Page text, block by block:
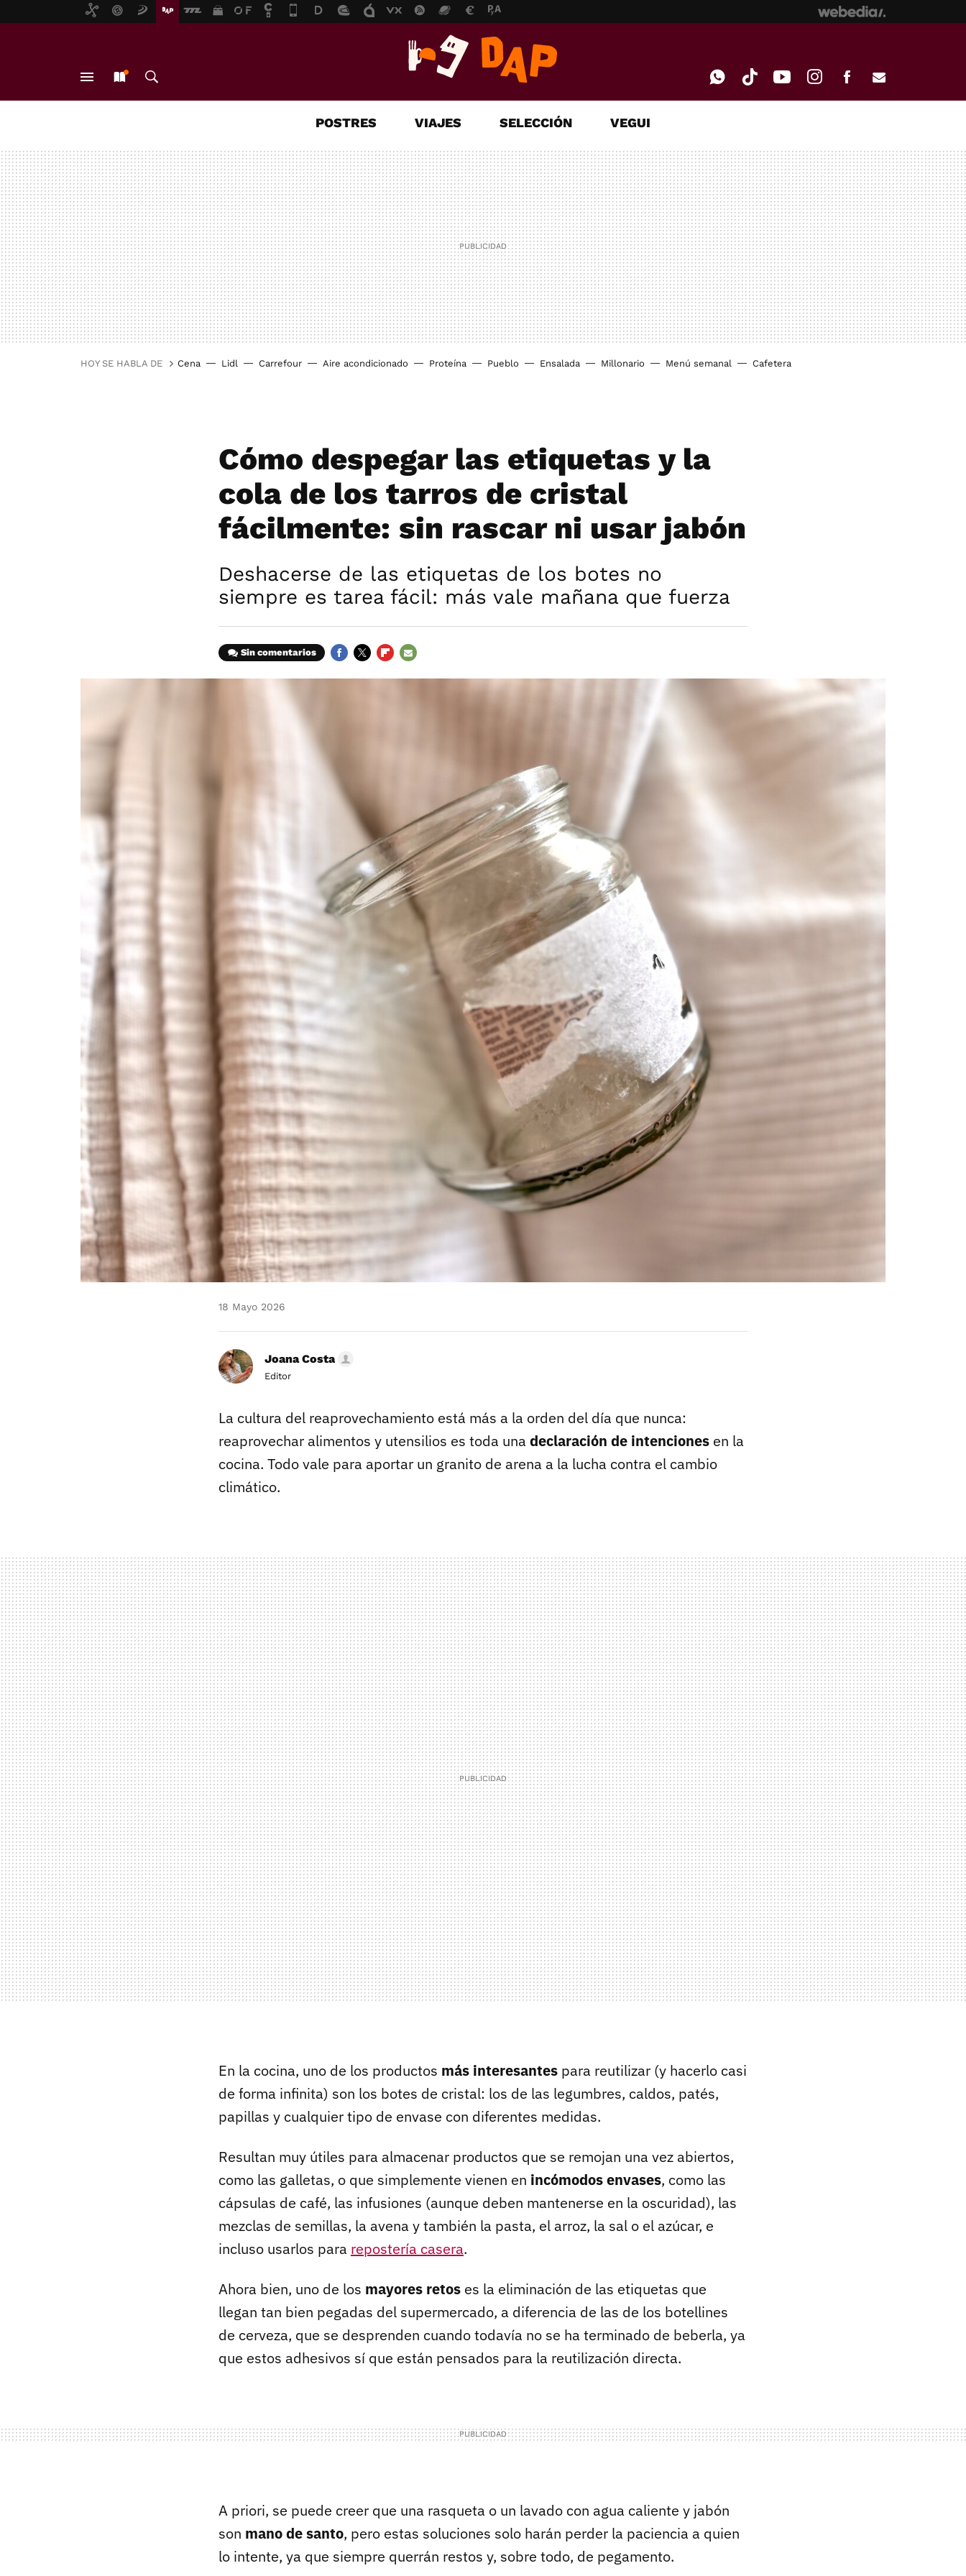
MAIL
POSTRES VIAJES SELECCIÓN VEGUI
HOY SE HABLA DE Cena Lidl Carrefour Aire acondicionado Proteína Pueblo Ensalada Millonario Menú semanal Cafetera
Cómo despegar las etiquetas y la
cola de los tarros de cristal
fácilmente: sin rascar ni usar jabón
Deshacerse de las etiquetas de los botes no
siempre es tarea fácil: más vale mañana que fuerza
Sin comentarios
18 Mayo 2026
Joana Costa
Editor
La cultura del reaprovechamiento está más a la orden del día que nunca:
reaprovechar alimentos y utensilios es toda una declaración de intenciones en la
cocina. Todo vale para aportar un granito de arena a la lucha contra el cambio
climático.
En la cocina, uno de los productos más interesantes para reutilizar (y hacerlo casi
de forma infinita) son los botes de cristal: los de las legumbres, caldos, patés,
papillas y cualquier tipo de envase con diferentes medidas.
Resultan muy útiles para almacenar productos que se remojan una vez abiertos,
como las galletas, o que simplemente vienen en incómodos envases, como las
cápsulas de café, las infusiones (aunque deben mantenerse en la oscuridad), las
mezclas de semillas, la avena y también la pasta, el arroz, la sal o el azúcar, e
incluso usarlos para repostería casera.
Ahora bien, uno de los mayores retos es la eliminación de las etiquetas que
llegan tan bien pegadas del supermercado, a diferencia de las de los botellines
de cerveza, que se desprenden cuando todavía no se ha terminado de beberla, ya
que estos adhesivos sí que están pensados para la reutilización directa.
A priori, se puede creer que una rasqueta o un lavado con agua caliente y jabón
son mano de santo, pero estas soluciones solo harán perder la paciencia a quien
lo intente, ya que siempre querrán restos y, sobre todo, de pegamento.